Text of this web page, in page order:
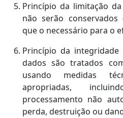
Princípio da limitação
não serão
que o necessário para o
Princípio da
dados são tratados
usando medidas
apropriadas,
processamento não
perda, destruição ou